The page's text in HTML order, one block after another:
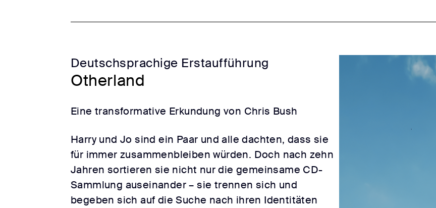
Deutschsprachige Erstaufführung
Otherland
Eine transformative Erkundung von Chris Bush
Harry und Jo sind ein Paar und alle dachten, dass sie
für immer zusammenbleiben würden. Doch nach zehn
Jahren sortieren sie nicht nur die gemeinsame CD-
Sammlung auseinander – sie trennen sich und
begeben sich auf die Suche nach ihren Identitäten